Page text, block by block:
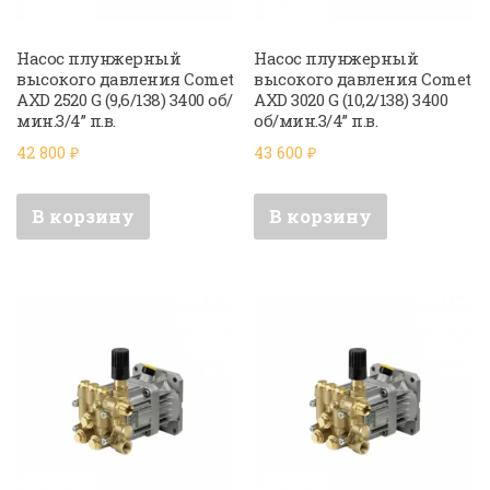
Насос плунжерный
высокого давления Comet
AXD 2520 G (9,6/138) 3400 об/
мин.3/4” п.в.
42 800 ₽
В корзину
Насос плунжерный
высокого давления Comet
AXD 3020 G (10,2/138) 3400
об/мин.3/4” п.в.
43 600₽
В корзину